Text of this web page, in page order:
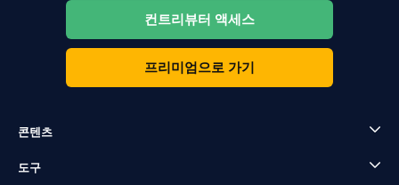
컨트리뷰터 액세스
프리미엄으로 가기
콘텐츠
도구